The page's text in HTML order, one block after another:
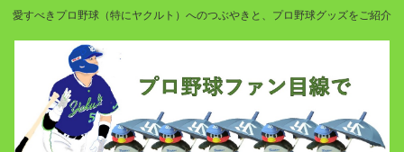
愛すべきプロ野球（特にヤクルト）へのつぶやきと、プロ野球グッズをご紹介